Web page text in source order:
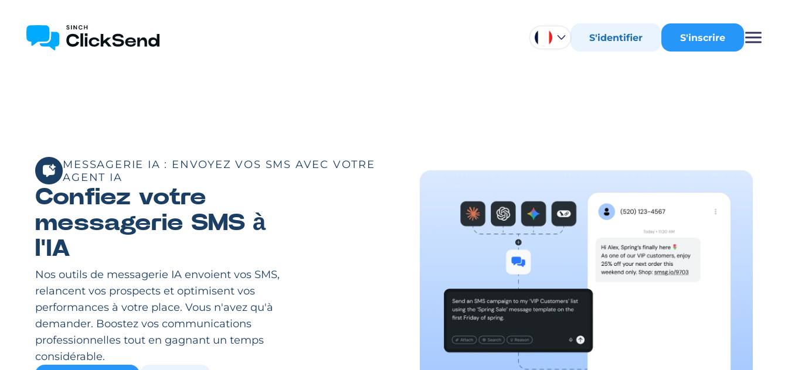
S'identifier S'inscrire
MESSAGERIE IA : ENVOYEZ VOS SMS AVEC VOTRE
AGENT IA
Confiez votre
messagerie SMS à
l'IA
Nos outils de messagerie IA envoient vos SMS,
relancent vos prospects et optimisent vos
performances à votre place. Vous n'avez qu'à
demander. Boostez vos communications
professionnelles tout en gagnant un temps
considérable.